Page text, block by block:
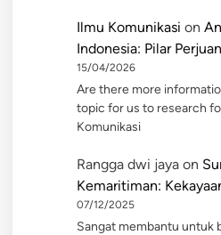
Ilmu Komunikasi on
Indonesia: Pilar
15/04/2026
Are there more
topic for us to research
Komunikasi
Rangga dwi jaya on
Kemaritiman:
07/12/2025
Sangat membantu untuk